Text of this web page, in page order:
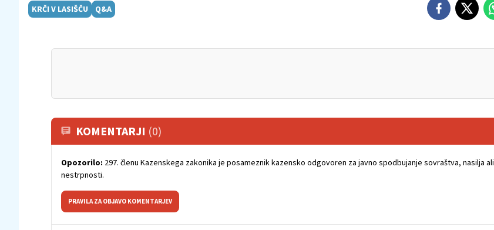
KRČI V LASIŠČU Q&A
KOMENTARJI (0)
Opozorilo: 297. členu Kazenskega zakonika je posameznik kazensko odgovoren za javno spodbujanje sovraštva, nasilja ali
nestrpnosti.
PRAVILA ZA OBJAVO KOMENTARJEV